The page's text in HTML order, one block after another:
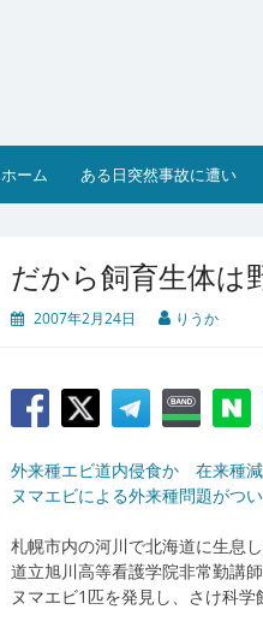
ホーム ある日突然事故に遭い
だから飼育生体は
2007年2月24日 りうか
外来種エビ道内侵食か 在来種
ヌマエビによる外来種問題がつ
札幌市内の河川で北海道に生息
道立旭川高等看護学院非常勤講
ヌマエビ1匹を発見し、さけ科